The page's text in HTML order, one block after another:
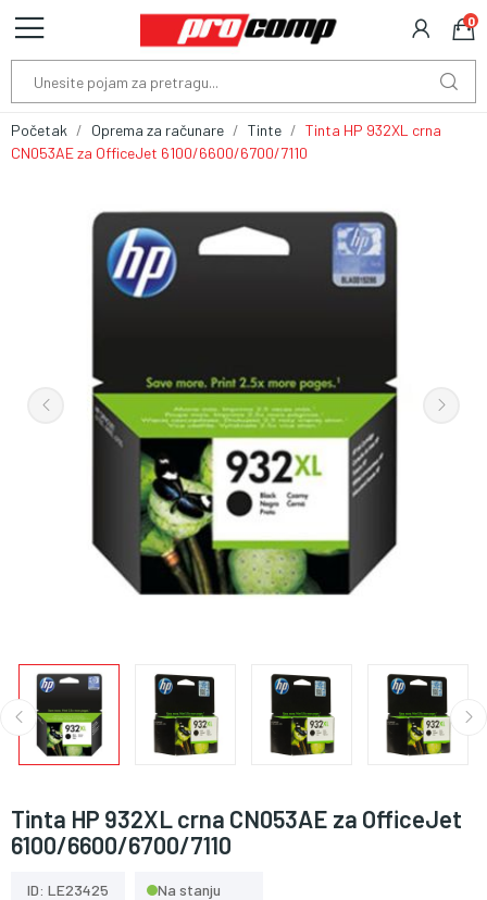
0
Početak Oprema za računare Tinte
Tinta HP 932XL crna
CN053AE za OfficeJet 6100/6600/6700/7110
Tinta HP 932XL crna CN053AE za OfficeJet
6100/6600/6700/7110
ID: LE23425 Na stanju